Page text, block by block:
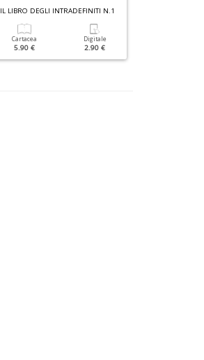
IL LIBRO DEGLI INTRADEFINITI N.1
Cartacea
5.90 €
Digitale
2.90 €